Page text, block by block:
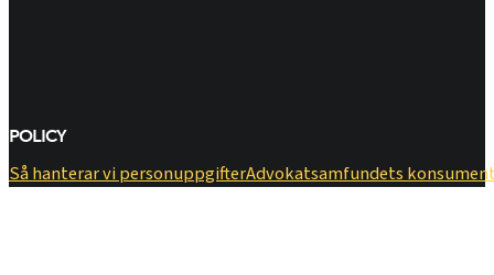
POLICY
Så hanterar vi personuppgifter​Advokatsamfundets